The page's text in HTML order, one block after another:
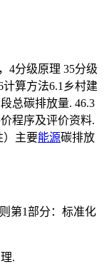
4分级原理 35分级
计算方法6.1乡村建
总碳排放量. 46.3
程序及评价资料.
）主要能源碳排放
第1部分：标准化
.